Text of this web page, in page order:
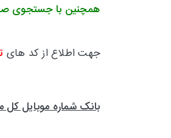
همچنین با جستجوی
جهت اطلاع از کد های
بانک شماره موبایل کل